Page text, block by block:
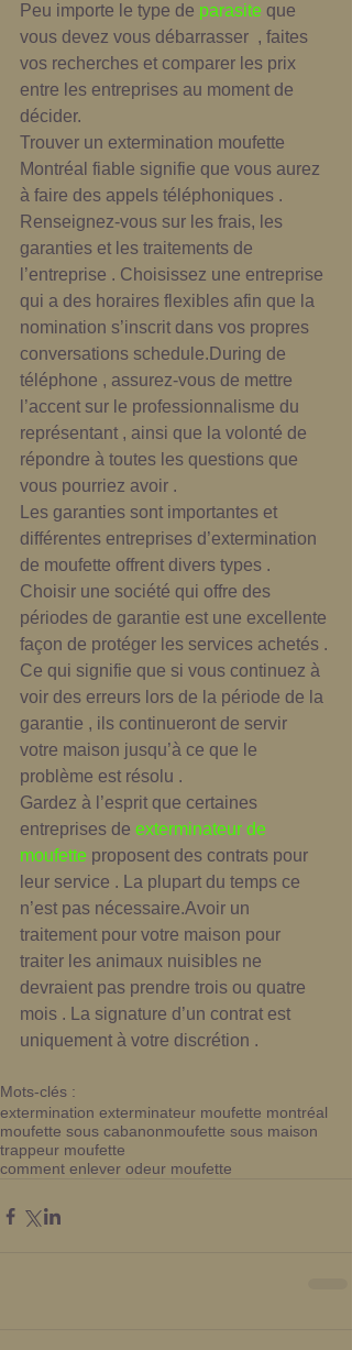
Peu importe le type de parasite que
vous devez vous débarrasser  , faites
vos recherches et comparer les prix
entre les entreprises au moment de
décider.
Trouver un extermination moufette
Montréal fiable signifie que vous aurez
à faire des appels téléphoniques .
Renseignez-vous sur les frais, les
garanties et les traitements de
l’entreprise . Choisissez une entreprise
qui a des horaires flexibles afin que la
nomination s’inscrit dans vos propres
conversations schedule.During de
téléphone , assurez-vous de mettre
l’accent sur ​​le professionnalisme du
représentant , ainsi que la volonté de
répondre à toutes les questions que
vous pourriez avoir .
Les garanties sont importantes et
différentes entreprises d’extermination
de moufette offrent divers types .
Choisir une société qui offre des
périodes de garantie est une excellente
façon de protéger les services achetés .
Ce qui signifie que si vous continuez à
voir des erreurs lors de la période de la
garantie , ils continueront de servir
votre maison jusqu’à ce que le
problème est résolu .
Gardez à l’esprit que certaines
entreprises de exterminateur de
moufette proposent des contrats pour
leur service . La plupart du temps ce
n’est pas nécessaire.Avoir un
traitement pour votre maison pour
traiter les animaux nuisibles ne
devraient pas prendre trois ou quatre
mois . La signature d’un contrat est
uniquement à votre discrétion .
Mots-clés :
extermination exterminateur moufette montréal
moufette sous cabanonmoufette sous maison
trappeur moufette
comment enlever odeur moufette